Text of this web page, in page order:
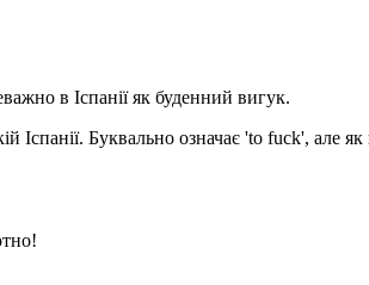
в Іспанії як буденний вигук.
Іспанії. Буквально означає 'to fuck', але